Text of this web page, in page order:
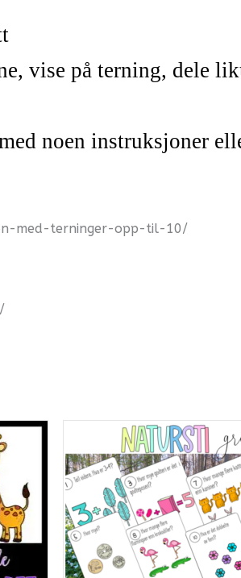
vise på terning, dele
noen instruksjoner
med-terninger-opp-til-10/